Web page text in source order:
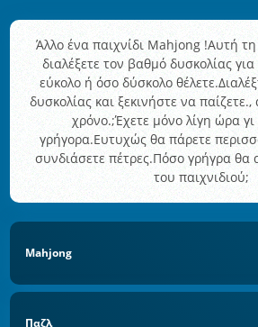
Άλλο ένα παιχνίδι Mahjong !Αυτή
διαλέξετε τον βαθμό δυσκολίας
εύκολο ή όσο δύσκολο
δυσκολίας και ξεκινήστε να
χρόνο.;Έχετε μόνο λίγη ώρα γι
γρήγορα.Ευτυχώς θα πάρετε
συνδιάσετε πέτρες.Πόσο γρήγρα θα
του παιχνιδιού;
Mahjong
Παζλ